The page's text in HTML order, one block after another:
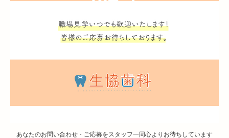
あなたのお問い合わせ・ご応募をスタッフ一同心よりお待ちしています